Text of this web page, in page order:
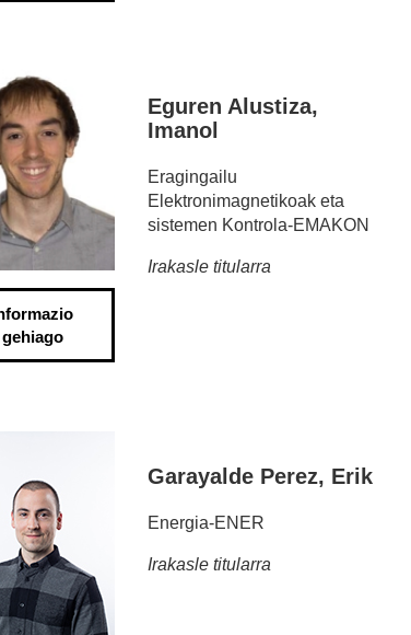
gehiago
Eguren Alustiza,
Imanol
Eragingailu
Elektronimagnetikoak eta
sistemen Kontrola-EMAKON
Irakasle titularra
Garayalde Perez, Erik
Energia-ENER
Irakasle titularra